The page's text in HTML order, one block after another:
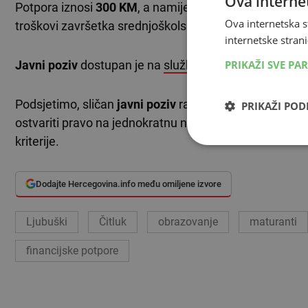
Potpora iznosi 300 KM, a namijenjena je učenicima
troškovi završetka srednjoškolskog obrazovanja.
Javni poziv dostupan je na službenim stranicama
Podsjetimo, sličan javni poziv ranije je raspisala i
ostvariti pravo na jednokratnu novčanu pomoć u
kriterije.
Dodajte Hercegovina.info među omiljene izvore
Ljubuški Čitluk obrazovanje maturanti
financijske potpore
Ova internetska
internetske
PRIKAŽI SVE
PRIKAŽI